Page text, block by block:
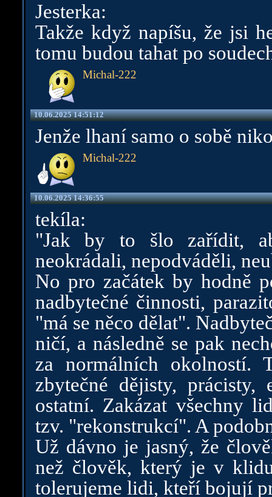
Jesterka:
Takže když napíšu, že jsi
tomu budou tahat po
Michal-222
10.06.2025 14:51:12
Jenže lhaní samo o sobě
Michal-222
10.06.2025 14:36:55
tekíla:
"Jak by to šlo zařídit,
neokrádali, nepodváděli,
No pro začátek by hodně
nadbytečné činnosti,
"má se něco dělat".
ničí, a následně se pak
za normálních okolností.
zbytečné dějisty,
ostatní. Zakázat všechny
tzv. "rekonstrukcí". A
Už dávno je jasný, že
než člověk, který je v
tolerujeme lidi, kteří bojují